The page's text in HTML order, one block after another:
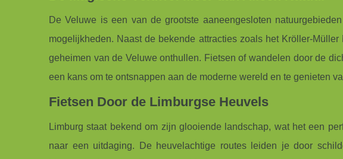
De Veluwe is een van de grootste aaneengesloten
mogelijkheden. Naast de bekende attracties zoals het Kröller-
geheimen van de Veluwe onthullen. Fietsen of wandelen door de
een kans om te ontsnappen aan de moderne wereld en te genieten
Fietsen Door de Limburgse Heuvels
Limburg staat bekend om zijn glooiende landschap, wat het een
naar een uitdaging. De heuvelachtige routes leiden je door